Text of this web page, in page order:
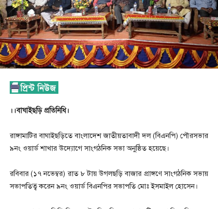
।।বাঘাইছড়ি প্রতিনিধি।
রাঙ্গামাটির বাঘাইছড়িতে বাংলাদেশ জাতীয়তাবাদী দল (বিএনপি) পৌরসভার
৯নং ওয়ার্ড শাখার উদ্যোগে সাংগঠনিক সভা অনুষ্ঠিত হয়েছে।
রবিবার (১৭ নভেম্বর) রাত ৮ টায় উগলছড়ি বাজার প্রাঙ্গণে সাংগঠনিক সভায়
সভাপতিত্ব করেন ৯নং ওয়ার্ড বিএনপির সভাপতি মোঃ ইসমাইল হোসেন।